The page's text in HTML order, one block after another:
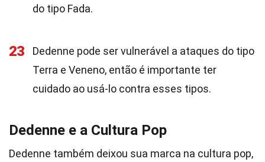
do tipo Fada.
23
Dedenne pode ser vulnerável a ataques do tipo
Terra e Veneno, então é importante ter
cuidado ao usá-lo contra esses tipos.
Dedenne e a Cultura Pop
Dedenne também deixou sua marca na cultura pop,